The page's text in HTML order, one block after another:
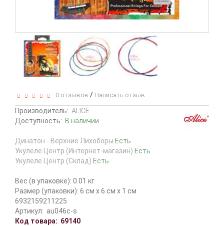
0 отзывов / Написать отзыв
Производитель: ALICE
Доступность: В наличии
Динатон - Верхние Лихоборы Есть
Укулеле Центр (Интернет-магазин) Есть
Укулеле Центр (Склад) Есть
Вес (в упаковке): 0.01 кг
Размер (упаковки): 6 см x 6 см x 1 см
6932159211225
Артикул: au046c-s
Код товара: 69140